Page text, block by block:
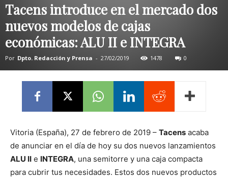
Tacens introduce en el mercado dos
nuevos modelos de cajas
económicas: ALU II e INTEGRA
Por Dpto. Redacción y Prensa - 27/02/2019 1478 0
Vitoria (España), 27 de febrero de 2019 – Tacens acaba
de anunciar en el día de hoy su dos nuevos lanzamientos
ALU II e INTEGRA, una semitorre y una caja compacta
para cubrir tus necesidades. Estos dos nuevos productos